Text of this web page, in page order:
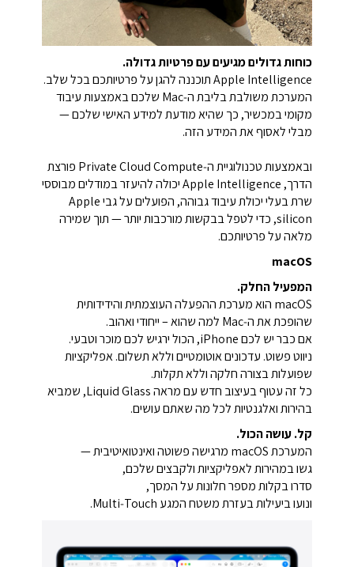
כוחות גדולים מגיעים עם פרטיות גדולה.
Apple Intelligence תוכננה להגן על פרטיותכם בכל שלב.
המערכת משולבת בליבת ה‑Mac שלכם באמצעות עיבוד
מקומי במכשיר, כך שהיא מודעת למידע האישי שלכם —
מבלי לאסוף את המידע הזה.
ובאמצעות טכנולוגיית ה‑Private Cloud Compute פורצת
הדרך, Apple Intelligence יכולה להיעזר במודלים מבוססי
שרת בעלי יכולת עיבוד גבוהה, הפועלים על גבי Apple
silicon, כדי לטפל בבקשות מורכבות יותר — תוך שמירה
מלאה על פרטיותכם.
macOS
המפעיל החלק.
macOS הוא מערכת ההפעלה העוצמתית והידידותית
שהופכת את ה‑Mac למה שהוא – ייחודי ואהוב.
אם כבר יש לכם iPhone, הכול ירגיש לכם מוכר וטבעי.
ניווט פשוט. עדכונים אוטומטיים וללא תשלום. אפליקציות
שפועלות בצורה חלקה וללא תקלות.
כל זה עטוף בעיצוב חדש עם מראה Liquid Glass, שמביא
בהירות ואלגנטיות לכל מה שאתם עושים.
קל. עושה הכול.
המערכת macOS מרגישה פשוטה ואינטואיטיבית —
גשו במהירות לאפליקציות ולקבצים שלכם,
סדרו בקלות מספר חלונות על המסך,
ונועו ביעילות בעזרת משטח המגע Multi‑Touch.